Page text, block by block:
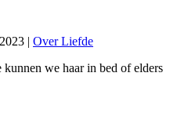
| Over Liefde
we haar in bed of elders